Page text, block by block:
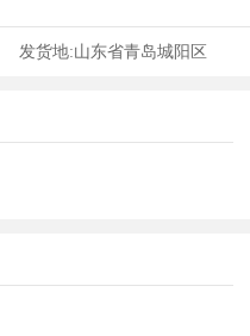
发货地:山东省青岛城阳区